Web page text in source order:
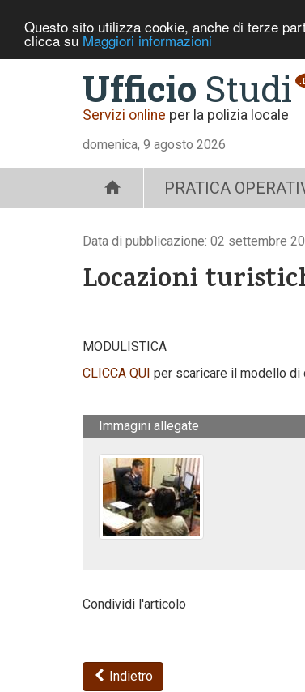
Questo sito utilizza cookie, anche di terze
clicca su Maggiori informazioni
Ufficio Studi
Servizi online per la polizia locale
domenica, 9 agosto 2026
PRATICA
Data di pubblicazione: 02 settembre
Locazioni
MODULISTICA
CLICCA QUI per scaricare il modello
Immagini allegate
Condividi l'articolo
Indietro